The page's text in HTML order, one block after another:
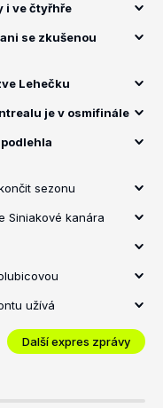
i ve čtyřhře
se zkušenou
Lehečku
je v osmifinále
sezonu
Siniakové kanára
užívá
Další expres zprávy